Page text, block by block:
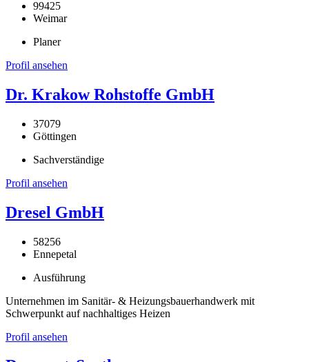
99425
Weimar
Planer
Profil ansehen
Dr. Krakow Rohstoffe GmbH
37079
Göttingen
Sachverständige
Profil ansehen
Dresel GmbH
58256
Ennepetal
Ausführung
Unternehmen im Sanitär- & Heizungsbauerhandwerk mit
Schwerpunkt auf nachhaltiges Heizen
Profil ansehen